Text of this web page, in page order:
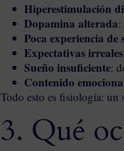
Hiperestimulación
Dopamina alterada
Poca experiencia de
Expectativas irreales
Sueño insuficiente:
Contenido
Todo esto es fisiología: un
3. Qué